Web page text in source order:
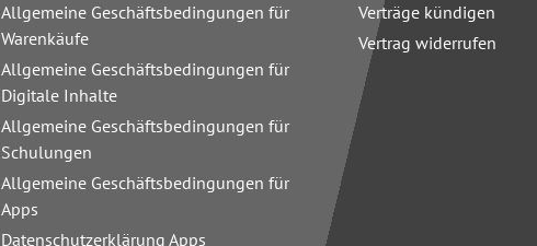
Allgemeine Geschäftsbedingungen für
Warenkäufe
Allgemeine Geschäftsbedingungen für
Digitale Inhalte
Allgemeine Geschäftsbedingungen für
Schulungen
Allgemeine Geschäftsbedingungen für
Apps
Datenschutzerklärung Apps
Verträge kündigen
Vertrag widerrufen